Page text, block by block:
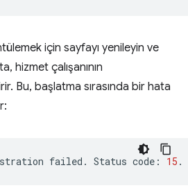
için sayfayı yenileyin ve
hizmet çalışanının
Bu, başlatma sırasında bir hata
failed. Status code: 15